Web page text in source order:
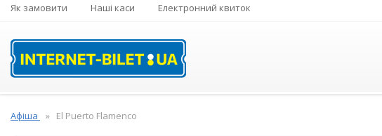
Як замовити Наші каси Електронний квиток
Афіша El Puerto Flamenco